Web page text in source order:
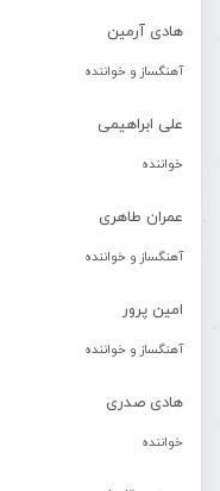
هادی آرمین
آهنگساز و خواننده
علی ابراهیمی
خواننده
عمران طاهری
آهنگساز و خواننده
امین پرور
آهنگساز و خواننده
هادی صدری
خواننده